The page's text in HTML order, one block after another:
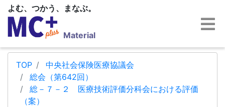
よむ、つかう、まなぶ。
Material
TOP
中央社会保険医療協議会
総会（第642回）
総－７－２ 医療技術評価分科会における評価
（案）